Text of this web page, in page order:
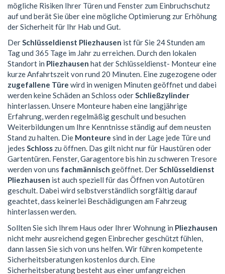
mögliche Risiken Ihrer Türen und Fenster zum Einbruchschutz
auf und berät Sie über eine mögliche Optimierung zur Erhöhung
der Sicherheit für Ihr Hab und Gut.
DerSchlüsseldienst Pliezhausen ist für Sie 24 Stunden am
Tag und 365 Tage im Jahr zu erreichen. Durch den lokalen
Standort in Pliezhausen hat der Schlüsseldienst- Monteur eine
kurze Anfahrtszeit von rund 20 Minuten. Eine zugezogene oder
zugefallene Türe wird in wenigen Minuten geöffnet und dabei
werden keine Schäden an Schloss oderSchließzylinder
hinterlassen. Unsere Monteure haben eine langjährige
Erfahrung, werden regelmäßig geschult und besuchen
Weiterbildungen um Ihre Kenntnisse ständig auf dem neusten
Stand zu halten. Die Monteure sind in der Lage jede Türe und
jedes Schloss zu öffnen. Das gilt nicht nur für Haustüren oder
Gartentüren. Fenster, Garagentore bis hin zu schweren Tresore
werden von uns fachmännisch geöffnet. DerSchlüsseldienst
Pliezhausen ist auch speziell für das Öffnen von Autotüren
geschult. Dabei wird selbstverständlich sorgfältig darauf
geachtet, dass keinerlei Beschädigungen am Fahrzeug
hinterlassen werden.
Sollten Sie sich Ihrem Haus oder Ihrer Wohnung in Pliezhausen
nicht mehr ausreichend gegen Einbrecher geschützt fühlen,
dann lassen Sie sich von uns helfen. Wir führen kompetente
Sicherheitsberatungen kostenlos durch. Eine
Sicherheitsberatung besteht aus einer umfangreichen